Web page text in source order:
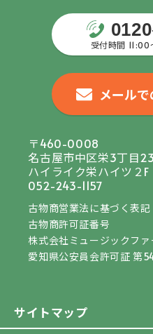
サイトマップ
0120
受付時間
メール
〒460-0008
名古屋市中区栄3丁目
ハイライク栄ハイツ２F
052-243-1157
古物商営業法に基づく表記
古物商許可証番号
株式会社ミュージックファ
愛知県公安員会許可証 第